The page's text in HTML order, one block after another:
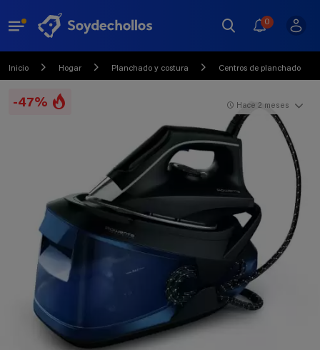
0
Inicio Hogar Planchado y costura Centros de planchado
-47% Hace 2 meses